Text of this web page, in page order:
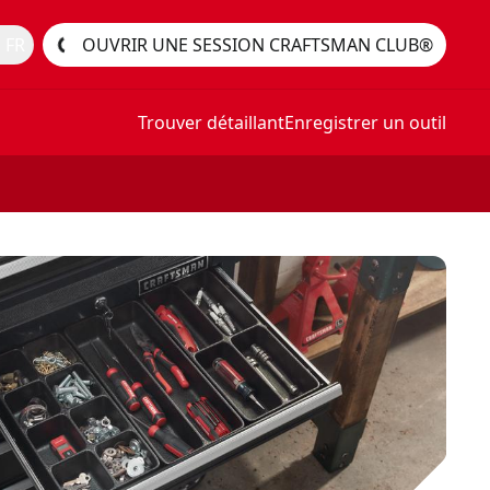
OUVRIR UNE SESSION CRAFTSMAN CLUB®
Trouver détaillantEnregistrer un outil